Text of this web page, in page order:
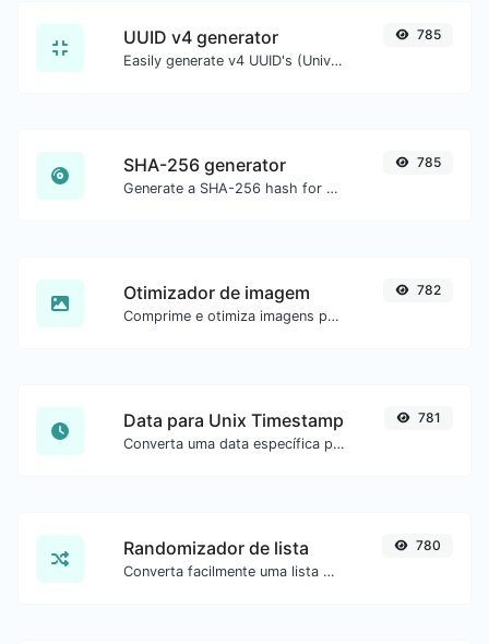
UUID v4 generator
Easily generate v4 UUID's (Universally unique identifier) with the help of our tool.
785
SHA-256 generator
Generate a SHA-256 hash for any string input.
785
Otimizador de imagem
Comprime e otimiza imagens para um tamanho menor mantendo alta qualidade.
782
Data para Unix Timestamp
Converta uma data específica para o formato unix timestamp.
781
Randomizador de lista
Converta facilmente uma lista de texto em uma lista aleatória.
780